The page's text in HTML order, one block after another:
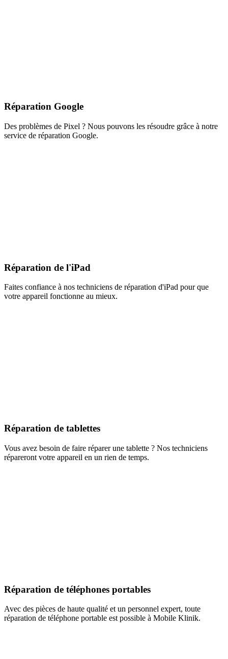
Réparation Google
Des problèmes de Pixel ? Nous pouvons les résoudre grâce à notre
service de réparation Google.
Réparation de l'iPad
Faites confiance à nos techniciens de réparation d'iPad pour que
votre appareil fonctionne au mieux.
Réparation de tablettes
Vous avez besoin de faire réparer une tablette ? Nos techniciens
répareront votre appareil en un rien de temps.
Réparation de téléphones portables
Avec des pièces de haute qualité et un personnel expert, toute
réparation de téléphone portable est possible à Mobile Klinik.